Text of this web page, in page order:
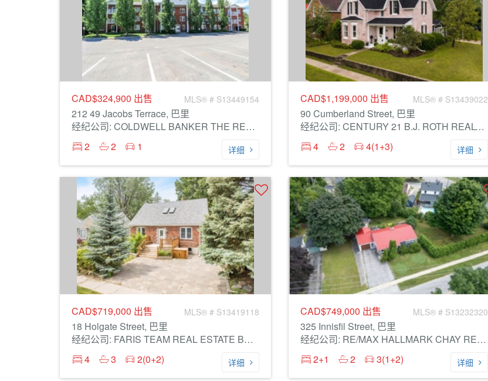
CAD$324,900 出售 MLS® # S13449154
212 49 Jacobs Terrace, 巴里
经纪公司: COLDWELL BANKER THE REAL ESTATE CENTRE
2
2 1 详细
CAD$1,199,000 出售 MLS® # S13439022
90 Cumberland Street, 巴里
经纪公司: CENTURY 21 B.J. ROTH REALTY LTD.
4
2 4(1+3) 详细
CAD$719,000 出售 MLS® # S13419118
18 Holgate Street, 巴里
经纪公司: FARIS TEAM REAL ESTATE BROKERAGE
4
3 2(0+2) 详细
CAD$749,000 出售 MLS® # S13232320
325 Innisfil Street, 巴里
经纪公司: RE/MAX HALLMARK CHAY REALTY
2+1
2 3(1+2) 详细